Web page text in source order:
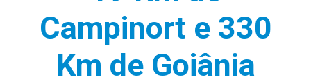
Campinort e 330
Km de Goiânia